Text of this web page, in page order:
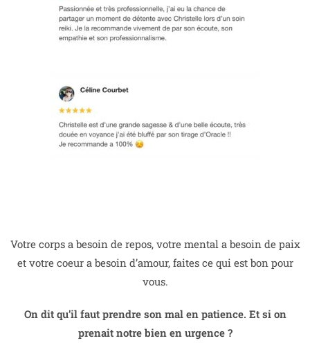
Votre corps a besoin de repos, votre mental a besoin de paix
et votre coeur a besoin d’amour, faites ce qui est bon pour
vous.
On dit qu’il faut prendre son mal en patience. Et si on
prenait notre bien en urgence ?